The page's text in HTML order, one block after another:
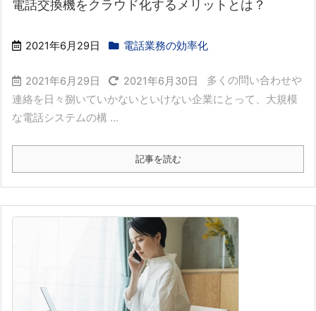
電話交換機をクラウド化するメリットとは？
2021年6月29日 電話業務の効率化
2021年6月29日 2021年6月30日
多くの問い合わせや
連絡を日々捌いていかないといけない企業にとって、大規模
な電話システムの構 ...
記事を読む